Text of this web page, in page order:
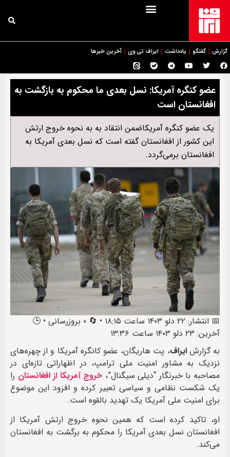
گزارش گفتگو یادداشت ایراف تی وی آخرین خبرها
عضو کنگره آمریکا: نسل بعدی ما محکوم به بازگشت به
افغانستان است
یک عضو کنگره آمریکاضمن انتقاد به به نحوه خروج ارتش
این کشور از افغانستان گفته است که نسل بعدی آمریکا به
افغانستان برمی‌گردد.
📅 انتشار: ۲۲ دلو ۱۴۰۳ ساعت ۱۸:۱۵ • 🔄 ۰ بروزرسانی • 🕒
آخرین: ۲۳ دلو ۱۴۰۳ ساعت ۱۳:۳۶
به گزارشایراف، پت هاریگان، عضو کانگره آمریکا و از چهره‌های
نزدیک به مشاور امنیت ملی ترامپ، در اظهاراتی تازه‌ای در
مصاحبه با خبرنگار “دیلی سیگنال”، خروج آمریکا از افغانستان را
یک شکست نظامی و سیاسی تعبیر کرده و افزود این موضوع
برای امنیت ملی آمریکا یک تهدید بالقوه است.
او، تاکید کرده است که همین نحوه خروج ارتش آمریکا از
افغانستان نسل بعدی آمریکا را محکوم به برگشت به افغانستان
می‌کند.